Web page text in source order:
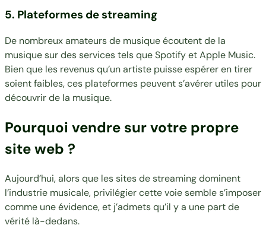
5. Plateformes de streaming
De nombreux amateurs de musique écoutent de la
musique sur des services tels que Spotify et Apple Music.
Bien que les revenus qu’un artiste puisse espérer en tirer
soient faibles, ces plateformes peuvent s’avérer utiles pour
découvrir de la musique.
Pourquoi vendre sur votre propre
site web ?
Aujourd’hui, alors que les sites de streaming dominent
l’industrie musicale, privilégier cette voie semble s’imposer
comme une évidence, et j’admets qu’il y a une part de
vérité là-dedans.